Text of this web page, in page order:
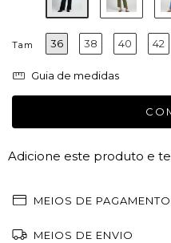
Tam 36 38 40 42
Guia de medidas
Adicione este produto e
MEIOS DE PAGAMENTO
MEIOS DE ENVIO